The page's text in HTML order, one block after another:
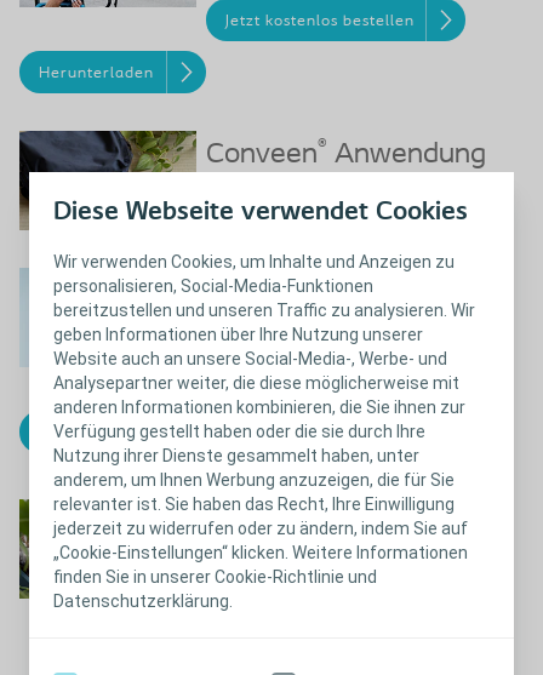
Diese Webseite verwendet Cookies
Wir verwenden Cookies, um Inhalte und Anzeigen zu
personalisieren, Social-Media-Funktionen
bereitzustellen und unseren Traffic zu analysieren. Wir
geben Informationen über Ihre Nutzung unserer
Website auch an unsere Social-Media-, Werbe- und
Analysepartner weiter, die diese möglicherweise mit
anderen Informationen kombinieren, die Sie ihnen zur
Verfügung gestellt haben oder die sie durch Ihre
Nutzung ihrer Dienste gesammelt haben, unter
anderem, um Ihnen Werbung anzuzeigen, die für Sie
relevanter ist. Sie haben das Recht, Ihre Einwilligung
jederzeit zu widerrufen oder zu ändern, indem Sie auf
„Cookie-Einstellungen“ klicken. Weitere Informationen
finden Sie in unserer Cookie-Richtlinie und
Datenschutzerklärung.
Jetzt kostenlos bestellen
Herunterladen
Conveen® Anwendung
Herunterladen
Conveen®Optima
Messschablone
Jetzt kostenlos bestellen
Herunterladen
Conveen ®Beinbeutel
Herunterladen